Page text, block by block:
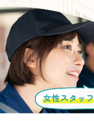
女性スタッフ